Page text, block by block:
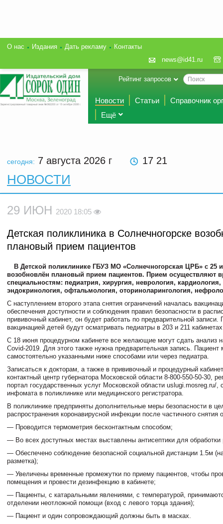
О нас Издания Дать рекламу
Контакты
news@id41.ru
Рейтинг запросов
Новости Статьи
Справочник
Ещё
сегодня: 7 августа 2026 г 17 21
НОВОСТИ
29 ИЮН 2020 18:05
Детская поликлиника в Солнечногорске
плановый прием пациентов
В Детской поликлинике ГБУЗ МО «Солнечногорская ЦРБ» с 25
возобновлён плановый прием пациентов. Прием осуществляют
специальностям: педиатрия, хирургия, неврология, кардиология,
эндокринология, офтальмология, оториноларингология,
С наступлением второго этапа снятия ограничений началась
обеспечения доступности и соблюдения правил безопасности в
прививочный кабинет, он будет работать по предварительной записи.
вакцинацией детей будут осматривать педиатры в 203 и 211
С 18 июня процедурном кабинете все желающие могут сдать анализ
Covid-2019. Для этого также нужна предварительная запись. Пациент
самостоятельно указанными ниже способами или через педиатра.
Записаться к докторам, а также в прививочный и процедурный
контактный центр губернатора Московской области 8-800-550-50-30,
портал государственных услуг Московской области uslugi.mosreg.ru/
инфомата в поликлинике или медицинского регистратора.
В поликлинике предприняты дополнительные меры безопасности в
распространения коронавирусной инфекции после частичного снятия
— Проводится термометрия бесконтактным способом;
— Во всех доступных местах выставлены антисептики для обработки
— Обеспечено соблюдение безопасной социальной дистанции 1.5м
разметка);
— Увеличены временные промежутки по приему пациентов, чтобы
помещения и провести дезинфекцию в кабинете;
— Пациенты, с катаральными явлениями, с температурой,
отделении неотложной помощи (вход с левого торца здания);
— Пациент и один сопровождающий должны быть в масках.